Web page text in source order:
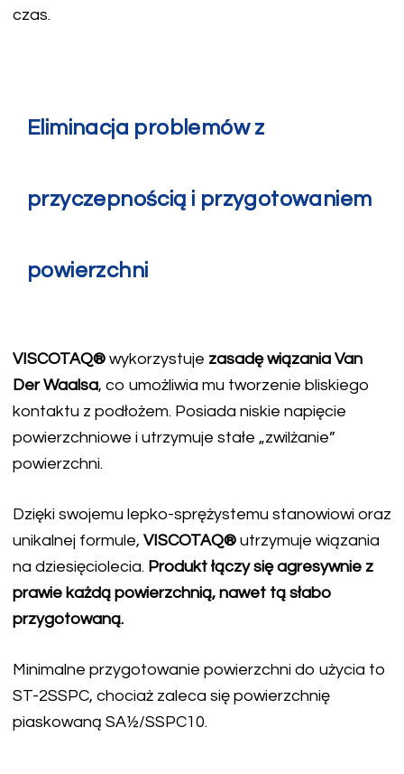
czas.
Eliminacja problemów z
przyczepnością i przygotowaniem
powierzchni
VISCOTAQ® wykorzystuje zasadę wiązania Van
Der Waalsa, co umożliwia mu tworzenie bliskiego
kontaktu z podłożem. Posiada niskie napięcie
powierzchniowe i utrzymuje stałe „zwilżanie”
powierzchni.
Dzięki swojemu lepko-sprężystemu stanowiowi oraz
unikalnej formule, VISCOTAQ® utrzymuje wiązania
na dziesięciolecia. Produkt łączy się agresywnie z
prawie każdą powierzchnią, nawet tą słabo
przygotowaną.
Minimalne przygotowanie powierzchni do użycia to
ST-2SSPC, chociaż zaleca się powierzchnię
piaskowaną SA½/SSPC10.